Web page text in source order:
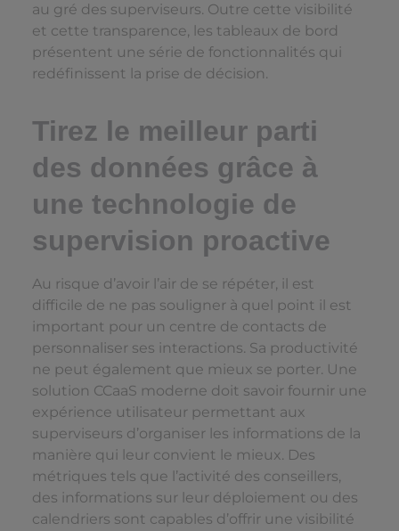
au gré des superviseurs. Outre cette visibilité
et cette transparence, les tableaux de bord
présentent une série de fonctionnalités qui
redéfinissent la prise de décision.
Tirez le meilleur parti
des données grâce à
une technologie de
supervision proactive
Au risque d’avoir l’air de se répéter, il est
difficile de ne pas souligner à quel point il est
important pour un centre de contacts de
personnaliser ses interactions. Sa productivité
ne peut également que mieux se porter. Une
solution CCaaS moderne doit savoir fournir une
expérience utilisateur permettant aux
superviseurs d’organiser les informations de la
manière qui leur convient le mieux. Des
métriques tels que l’activité des conseillers,
des informations sur leur déploiement ou des
calendriers sont capables d’offrir une visibilité